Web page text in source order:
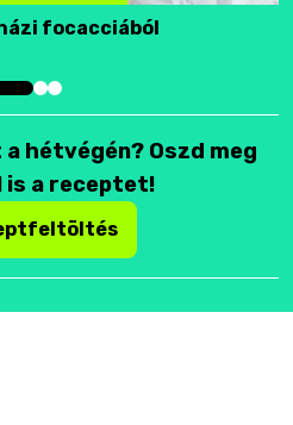
focacciából
hétvégén? Oszd meg
is a receptet!